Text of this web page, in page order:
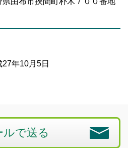
27年10月5日
ルで送る